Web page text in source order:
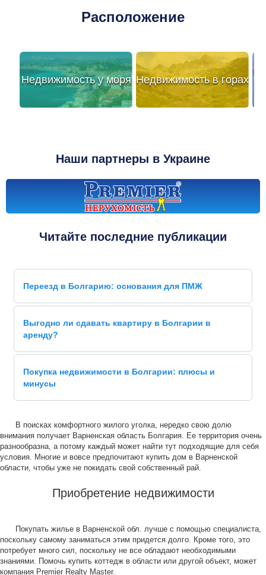
Расположение
Недвижимость у моря Недвижимость в горах
Наши партнеры в Украине
Читайте последние публикации
Переезд в Болгарию: основания для ПМЖ
Выгодно ли сдавать квартиру в Болгарии в
аренду?
Покупка недвижимости в Болгарии: плюсы и
минусы
В поисках комфортного жилого уголка, нередко свою долю
внимания получает Варненская область Болгария. Ее территория очень
разнообразна, а потому каждый может найти тут подходящие для себя
условия. Многие и вовсе предпочитают купить дом в Варненской
области, чтобы уже не покидать свой собственный рай.
Приобретение недвижимости
Покупать жилье в Варненской обл. лучше с помощью специалиста,
поскольку самому заниматься этим придется долго. Кроме того, это
потребует много сил, поскольку не все обладают необходимыми
знаниями. Помочь купить коттедж в области или другой объект, может
компания Premier Realty Master.